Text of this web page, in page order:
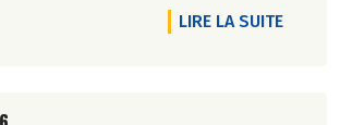
gâteaux apéritifs gourmands, jus
kombuchas pétillants...
LIRE LA SUITEDE